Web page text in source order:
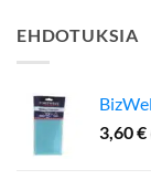
EHDOTUKSIA
3,60€